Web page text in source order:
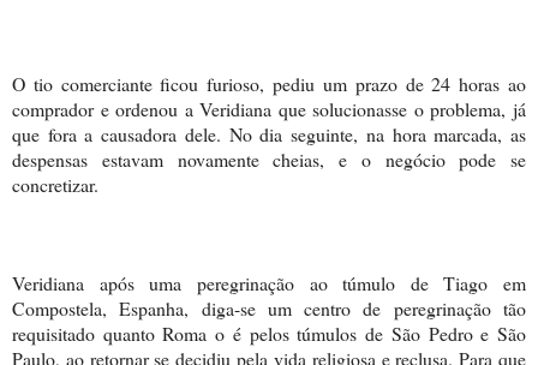
O tio comerciante ficou furioso, pediu um prazo de 24 horas ao
comprador e ordenou a Veridiana que solucionasse o problema, já
que fora a causadora dele. No dia seguinte, na hora marcada, as
despensas estavam novamente cheias, e o negócio pode se
concretizar.
Veridiana após uma peregrinação ao túmulo de Tiago em
Compostela, Espanha, diga-se um centro de peregrinação tão
requisitado quanto Roma o é pelos túmulos de São Pedro e São
Paulo, ao retornar se decidiu pela vida religiosa e reclusa. Para que